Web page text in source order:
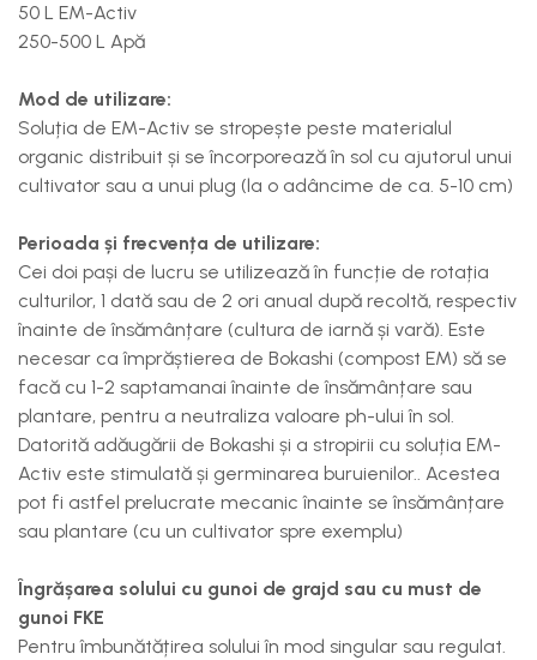
50 L EM-Activ
250-500 L Apă
Mod de utilizare:
Soluția de EM-Activ se stropește peste materialul
organic distribuit și se încorporează în sol cu ajutorul unui
cultivator sau a unui plug (la o adâncime de ca. 5-10 cm)
Perioada și frecvența de utilizare:
Cei doi pași de lucru se utilizează în funcție de rotația
culturilor, 1 dată sau de 2 ori anual după recoltă, respectiv
înainte de însămânțare (cultura de iarnă și vară). Este
necesar ca împrăștierea de Bokashi (compost EM) să se
facă cu 1-2 saptamanai înainte de însămânțare sau
plantare, pentru a neutraliza valoare ph-ului în sol.
Datorită adăugării de Bokashi și a stropirii cu soluția EM-
Activ este stimulată și germinarea buruienilor.. Acestea
pot fi astfel prelucrate mecanic înainte se însămânțare
sau plantare (cu un cultivator spre exemplu)
Îngrășarea solului cu gunoi de grajd sau cu must de
gunoi FKE
Pentru îmbunătățirea solului în mod singular sau regulat.